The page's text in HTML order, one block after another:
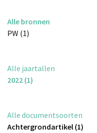
Alle bronnen
PW (1)
Alle jaartallen
2022 (1)
Alle documentsoorten
Achtergrondartikel (1)